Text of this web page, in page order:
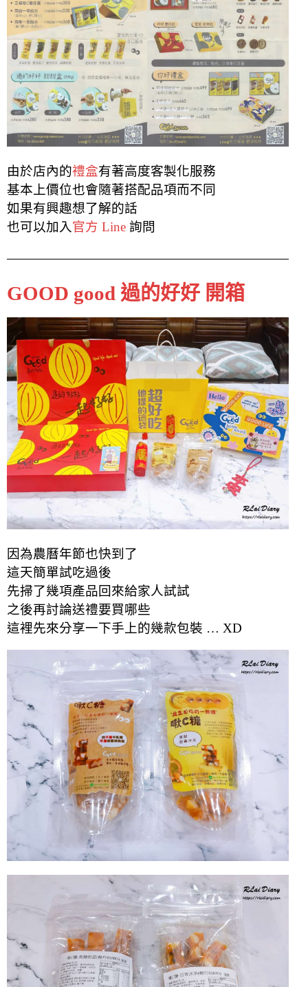
由於店內的禮盒有著高度客製化服務
基本上價位也會隨著搭配品項而不同
如果有興趣想了解的話
也可以加入官方 Line 詢問
GOOD good 過的好好 開箱
因為農曆年節也快到了
這天簡單試吃過後
先掃了幾項產品回來給家人試試
之後再討論送禮要買哪些
這裡先來分享一下手上的幾款包裝 … XD